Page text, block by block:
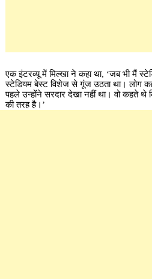
एक इंटरव्यू में मिल्खा ने कहा था, ‘जब भी मैं
स्टेडियम बेस्ट विशेज से गूंज उठता था। लोग
पहले उन्होंने सरदार देखा नहीं था। वो कहते
की तरह है।’